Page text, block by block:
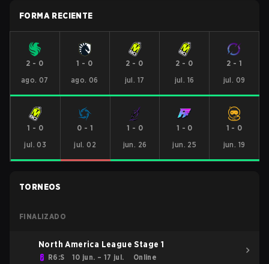
FORMA RECIENTE
2 - 0
ago. 07
1 - 0
ago. 06
2 - 0
jul. 17
2 - 0
jul. 16
2 - 1
jul. 09
1 - 0
jul. 03
0 - 1
jul. 02
1 - 0
jun. 26
1 - 0
jun. 25
1 - 0
jun. 19
TORNEOS
FINALIZADO
North America League Stage 1
R6:S 10 jun. – 17 jul. Online